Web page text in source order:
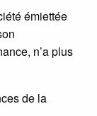
émiettée
n’a plus
de la